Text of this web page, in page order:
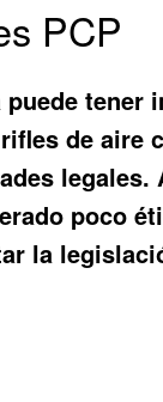
PCP
tener
de aire
legales.
poco
la